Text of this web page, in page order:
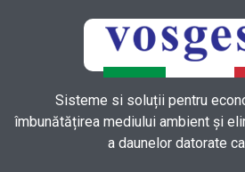
Sisteme si soluții pentru
îmbunătățirea mediului ambient și
a daunelor datorate